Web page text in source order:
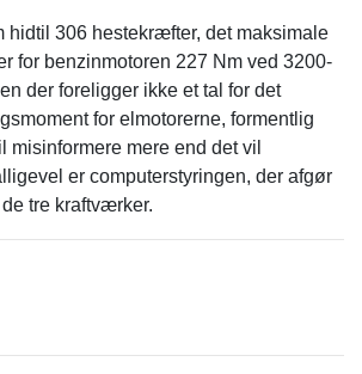
hidtil 306 hestekræfter, det maksimale
for benzinmotoren 227 Nm ved 3200-
der foreligger ikke et tal for det
for elmotorerne, formentlig
misinformere mere end det vil
er computerstyringen, der afgør
tre kraftværker.